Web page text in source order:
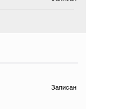
Записан